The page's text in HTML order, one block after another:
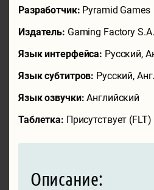
Разработчик: Pyramid Games
Издатель: Gaming Factory
Язык интерфейса: Русский,
Язык субтитров: Русский,
Язык озвучки:Английский
Таблетка: Присутствует (FLT)
Описание: